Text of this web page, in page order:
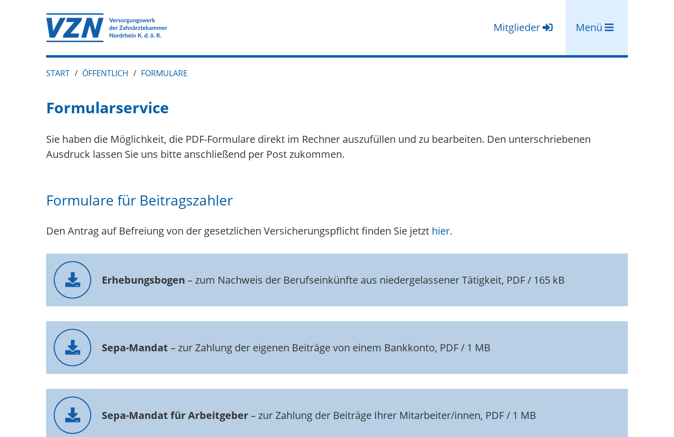
Mitglieder Menü
START / ÖFFENTLICH / FORMULARE
Formularservice
Sie haben die Möglichkeit, die PDF-Formulare direkt im Rechner auszufüllen und zu bearbeiten. Den unterschriebenen
Ausdruck lassen Sie uns bitte anschließend per Post zukommen.
Formulare für Beitragszahler
Den Antrag auf Befreiung von der gesetzlichen Versicherungspflicht finden Sie jetzt hier.
Erhebungsbogen – zum Nachweis der Berufseinkünfte aus niedergelassener Tätigkeit, PDF / 165 kB
Sepa-Mandat – zur Zahlung der eigenen Beiträge von einem Bankkonto, PDF / 1 MB
Sepa-Mandat für Arbeitgeber– zur Zahlung der Beiträge Ihrer Mitarbeiter/innen, PDF / 1 MB